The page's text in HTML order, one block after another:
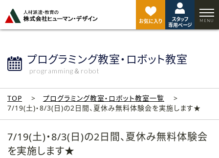
お気に入り
スタッフ
専用ページ
プログラミング教室・ロボット教室
programming＆robot
TOP
プログラミング教室・ロボット教室一覧
7/19(土)・8/3(日)の2日間、夏休み無料体験会を実施します★
7/19(土)・8/3(日)の2日間、夏休み無料体験会
を実施します★
ジ
ト